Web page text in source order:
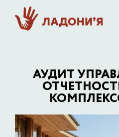
АУДИТ